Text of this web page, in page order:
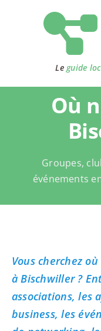
Le guide
Où
Groupes,
événements
Vous cherchez
à Bischwiller ?
associations, les
business, les